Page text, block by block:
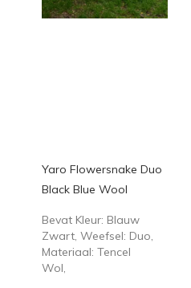
Yaro Flowersnake Duo
Black Blue Wool
Bevat Kleur: Blauw
Zwart, Weefsel: Duo,
Materiaal: Tencel
Wol,